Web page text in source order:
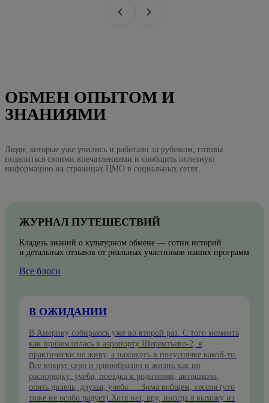
ОБМЕН ОПЫТОМ И
ЗНАНИЯМИ
Люди, которые уже учились и работали за рубежом, готовы
поделиться своими впечатлениями и сообщить полезную
информацию на страницах ЦМО в социальных сетях.
ЖУРНАЛ ПУТЕШЕСТВИЙ
Кладезь знаний о культурном обмене — сотни историй
и детальных отзывов от реальных участников наших программ
Все блоги
В ОЖИДАНИИ
В Америку собираюсь уже во второй раз. С того момента
как приземлилась в аэропорту Шеремтьево-2, я
практически не живу, а нахожусь в полуспячке какой-то.
Все вокруг серо и однообразно и жизнь как по
распорядку: учеба, поездка к родителям, автошкола,
опять дизель, друзья, учеба…..Зима вобщем, сессия (что
тоже не особо радует).Хотя нет, вру, иногда я выхожу из